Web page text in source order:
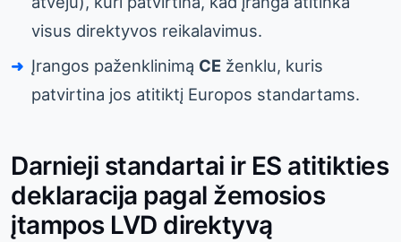
visus direktyvos reikalavimus.
Įrangos paženklinimą CE ženklu, kuris
patvirtina jos atitiktį Europos standartams.
Darnieji standartai ir ES atitikties
deklaracija pagal žemosios
įtampos LVD direktyvą